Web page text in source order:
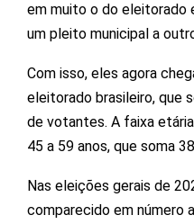
em muito o do eleitorado
um pleito municipal a
Com isso, eles agora
eleitorado brasileiro, que
de votantes. A faixa
45 a 59 anos, que soma
Nas eleições gerais de
comparecido em número